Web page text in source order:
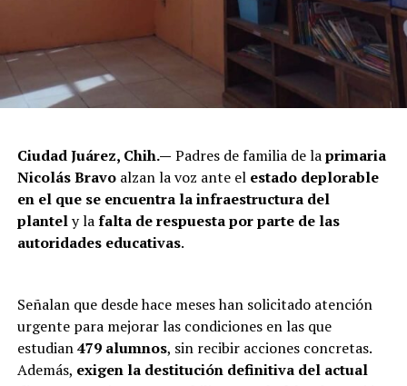
Ciudad Juárez, Chih.— Padres de familia de laprimaria
Nicolás Bravoalzan la voz ante el estado deplorable
en el que se encuentra la infraestructura del
plantely lafalta de respuesta por parte de las
autoridades educativas.
Señalan que desde hace meses han solicitado atención
urgente para mejorar las condiciones en las que
estudian479 alumnos, sin recibir acciones concretas.
Además, exigen la destitución definitiva del actual